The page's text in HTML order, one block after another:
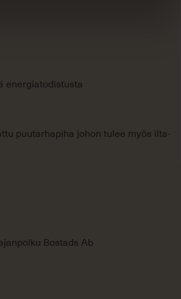
energiatodistusta
puutarhapiha johon tulee myös ilta-
Bostads Ab